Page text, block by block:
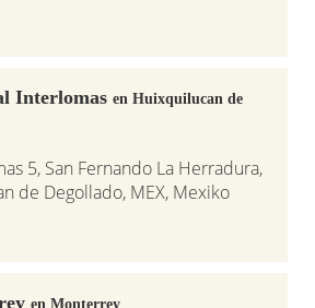
Interlomas en Huixquilucan de
5, San Fernando La Herradura,
de Degollado, MEX, Mexiko
en Monterrey